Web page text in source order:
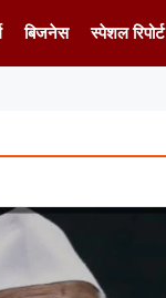
बिजनेस स्पेशल रिपोर्ट